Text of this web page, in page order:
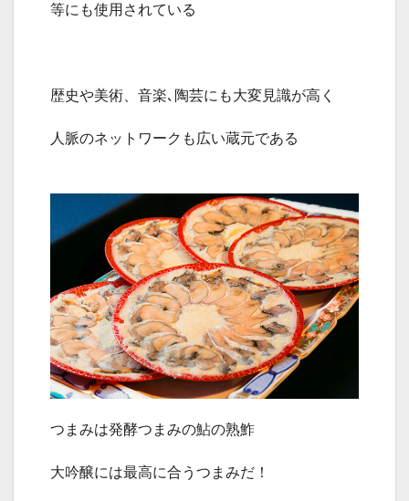
等にも使用されている
歴史や美術、音楽､陶芸にも大変見識が高く
人脈のネットワークも広い蔵元である
つまみは発酵つまみの鮎の熟鮓
大吟醸には最高に合うつまみだ！